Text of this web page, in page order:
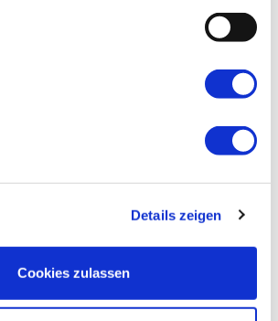
Details zeigen
Cookies zulassen